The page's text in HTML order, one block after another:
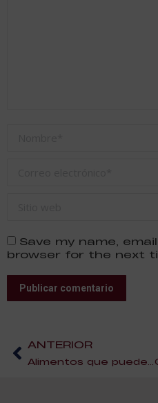
Save my name,
browser for the next
Publicar comentario
ANTERIOR